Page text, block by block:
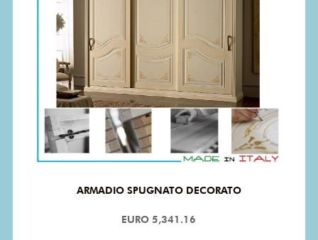
ARMADIO SPUGNATO DECORATO
EURO 5,341.16